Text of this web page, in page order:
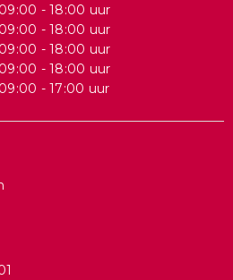
09:00 - 18:00 uur
09:00 - 18:00 uur
09:00 - 18:00 uur
09:00 - 18:00 uur
09:00 - 17:00 uur